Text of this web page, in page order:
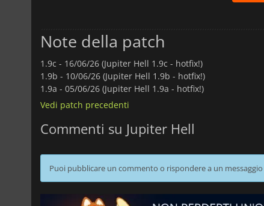
Note della patch
1.9c - 16/06/26 (Jupiter Hell 1.9c - hotfix!)
1.9b - 10/06/26 (Jupiter Hell 1.9b - hotfix!)
1.9a - 05/06/26 (Jupiter Hell 1.9a - hotfix!)
Vedi patch precedenti
Commenti su Jupiter Hell
Puoi pubblicare un commento o rispondere a un messaggio